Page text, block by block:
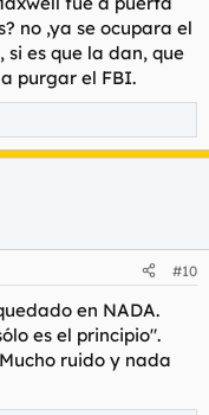
no ,ya se ocupara el
es que la dan, que
purgar el FBI.
#10
en NADA.
es el principio".
ruido y nada